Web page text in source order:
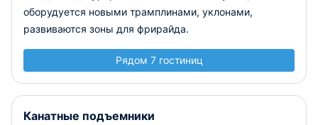
оборудуется новыми трамплинами, уклонами,
развиваются зоны для фрирайда.
Рядом 7 гостиниц
Канатные подъемники